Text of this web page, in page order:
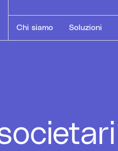
Chi siamo Soluzioni